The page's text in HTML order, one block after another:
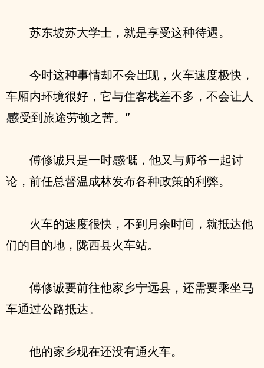
苏东坡苏大学士，就是享受这 待遇。
今时这 事情却不会
现，火车速度极快，
车厢内环境很好，它与住客栈差不多，不会让人
受到旅途劳顿之苦。”
傅修诚只是一时
慨，他又与师爷一起讨
论，前任总督温成林发布各
政策的利弊。
火车的速度很快，不到月余时间，就抵达他
们的目的地，陇西县火车站。
傅修诚要前往他家乡宁远县，还需要乘坐
车通过公路抵达。
他的家乡现在还没有通火车。